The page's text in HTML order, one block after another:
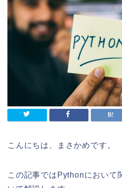
こんにちは、まさかめです。
この記事ではPythonにおいて